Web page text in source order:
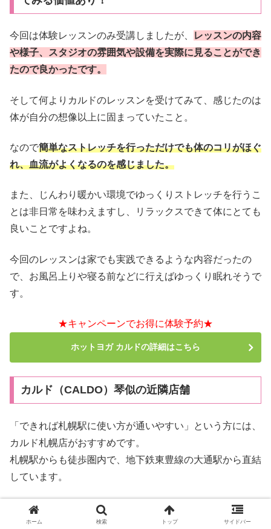
今回は体験レッスンのみ受講しましたが、
レッスンの内容
や様子、スタジオの雰囲気や設備を実際に見ることができ
たので良かったです。
そして何よりカルドのレッスンを受けてみて、感じたのは
体が自分の想像以上に固まっていたこと。
なので簡単なストレッチを行っただけでも体のコリがほぐ
れ、血流がよくなるのを感じました。
また、じんわり暖かい環境でゆっくりストレッチを行うこ
とは非日常を味わえますし、リラックスできて体にとても
良いことですよね。
今回のレッスンは家でも実践できるような内容だったの
で、お風呂上りや寝る前などに行えばゆっくり眠れそうで
す。
★キャンペーンでお得に体験予約★
ホットヨガ カルドの詳細はこちら
カルド（CALDO）琴似の近隣店舗
「できれば札幌駅に使い方が通いやすい」という方には、
カルド札幌店がおすすめです。
札幌駅からも徒歩圏内で、地下鉄東豊線の大通駅から直結
しています。
カルド（CALDO）札幌【本音の口コミ】体験レ
ッスンに行ったリアルな感想
ホーム 検索 トップ サイドバー